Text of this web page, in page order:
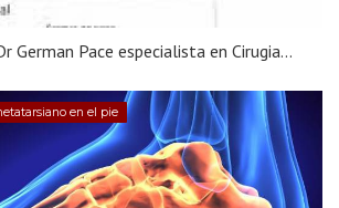
German Pace especialista en Cirugia...
en el pie